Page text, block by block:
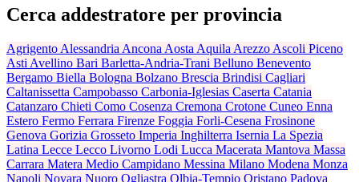
Cerca addestratore per provincia
Agrigento Alessandria Ancona Aosta Aquila Arezzo Ascoli Piceno
Asti Avellino Bari Barletta-Andria-Trani Belluno Benevento
Bergamo Biella Bologna Bolzano Brescia Brindisi Cagliari
Caltanissetta Campobasso Carbonia-Iglesias Caserta Catania
Catanzaro Chieti Como Cosenza Cremona Crotone Cuneo Enna
Estero Fermo Ferrara Firenze Foggia Forli-Cesena Frosinone
Genova Gorizia Grosseto Imperia Inghilterra Isernia La Spezia
Latina Lecce Lecco Livorno Lodi Lucca Macerata Mantova Massa
Carrara Matera Medio Campidano Messina Milano Modena Monza
Napoli Novara Nuoro Ogliastra Olbia-Tempio Oristano Padova